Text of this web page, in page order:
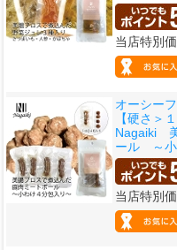
当店特別
オーシー
【硬さ＞
Nagaiki
ール ～小
当店特別